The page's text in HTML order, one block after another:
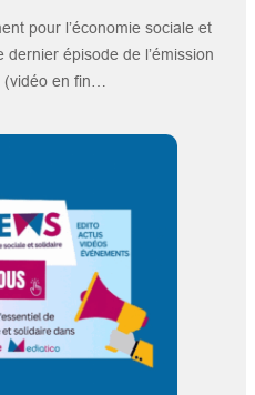
pour l’économie sociale et
épisode de l’émission
(vidéo en fin…